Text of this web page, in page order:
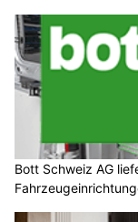
Bott Schweiz AG